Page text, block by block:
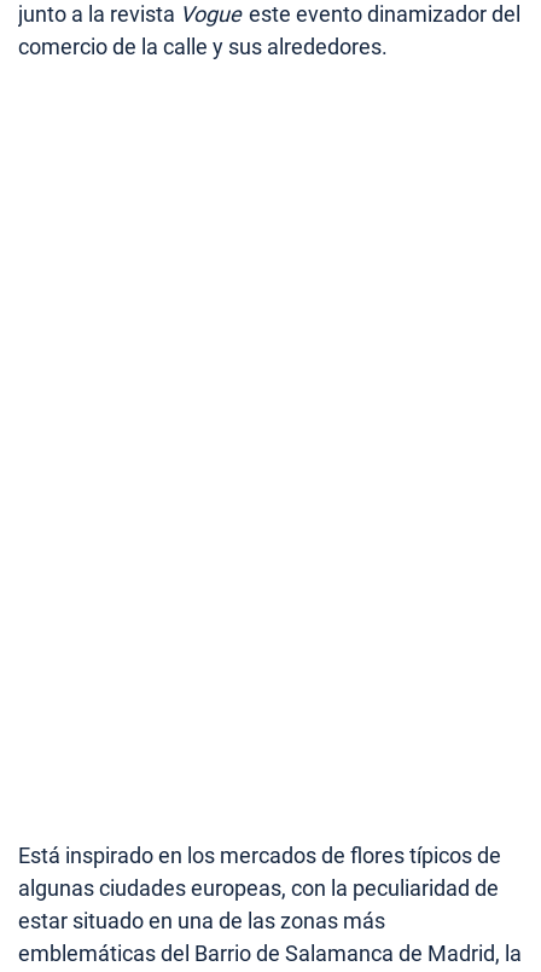
junto a la revista Vogue este evento dinamizador del
comercio de la calle y sus alrededores.
Está inspirado en los mercados de flores típicos de
algunas ciudades europeas, con la peculiaridad de
estar situado en una de las zonas más
emblemáticas del Barrio de Salamanca de Madrid, la